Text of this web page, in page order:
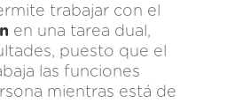
trabajar con el
en una tarea dual,
puesto que el
las funciones
mientras está de